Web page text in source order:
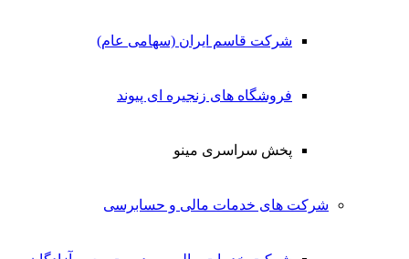
شرکت قاسم ایران (سهامی عام)
فروشگاه های زنجیره ای پیوند
پخش سراسری مینو
شرکت های خدمات مالی و حسابرسی